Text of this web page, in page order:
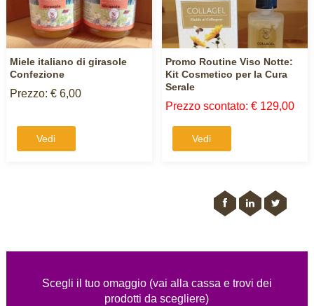
Miele italiano di girasole
Confezione
Prezzo: € 6,00
Vedi
Promo Routine Viso Notte:
Kit Cosmetico per la Cura
Serale
Prezzo scontato: € 129,00
Vedi
Scegli il tuo omaggio (vai alla cassa e trovi dei
prodotti da scegliere)